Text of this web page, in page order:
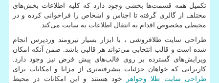
تکمیل همه قسمت‌ها بخشی وجود دارد که کلیه اطلاعات بخش‌های
مختلف از گالری گرفته تا اجناس و اشخاص را فراخوانی کرده و در
محیطی مخصوص اقدام به انتقال اطلاعات به سایت می‌کند.
طراحی سایت طلافروشی ، با ابزار بسیار نیرومند وردپرس انجام
شده است و قالب انتخابی می‌تواند هر قالبی باشد. ضمن آنکه امکان
ویرایش‌های گسترده بر روی قالب‌های پیش فرض نیز وجود دارد.
کاربرانی که خواهان جزئیات پیشرفته‌تری از مزایا و امکانات برای
طراحی سایت طلا وجواهر
خود هستند و این امکانات در محیط